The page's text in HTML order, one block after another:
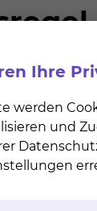
ersetzen
weiterhin
des
bei der
wichtig. Die
Ihre
werden
und